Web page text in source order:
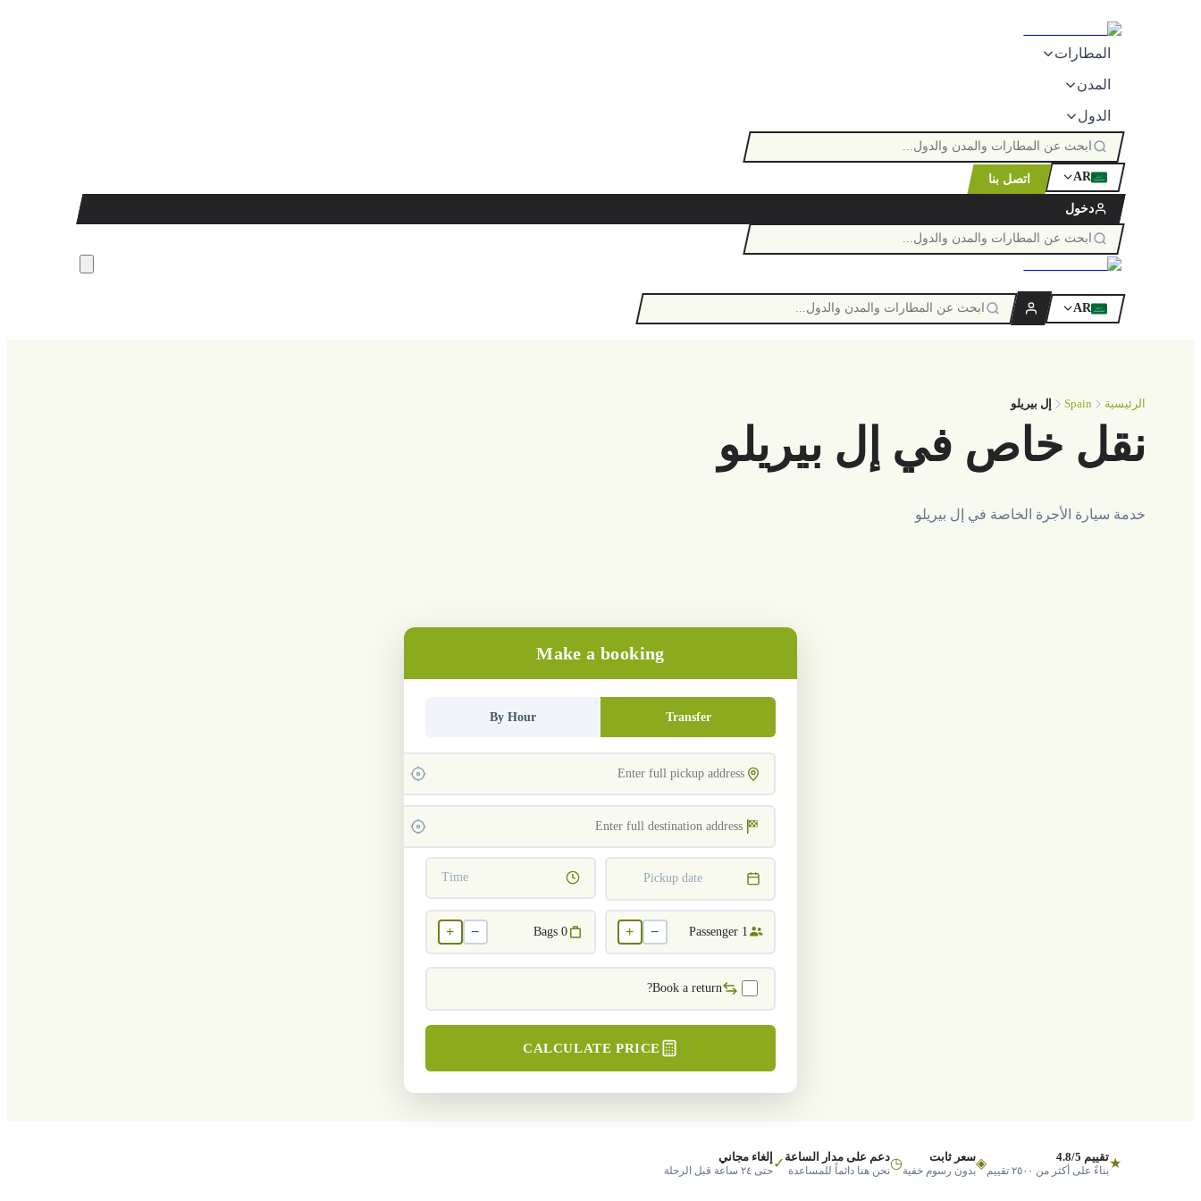
المطارات
المدن
الدول
ٱللَّٰه AR اتصل بنا
دخول
ٱللَّٰه AR
الرئيسية Spain إل بيريلو
نقل خاص في إل بيريلو
خدمة سيارة الأجرة الخاصة في إل بيريلو
Make a booking
Transfer
By Hour
Pickup date
Time
1
Passenger
−
+
0
Bags
−
+
Book a return?
CALCULATE PRICE
★تقييم 4.8/5
بناءً على أكثر من ٢٥٠٠ تقييم ◈سعر ثابت
بدون رسوم خفية◷دعم على مدار الساعة
نحن هنا دائماً للمساعدة ✓ إلغاء مجاني
حتى ٢٤ ساعة قبل الرحلة